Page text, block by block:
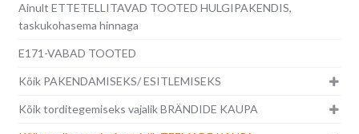
Ainult ETTETELLITAVAD TOOTED HULGIPAKENDIS,
taskukohasema hinnaga
E171-VABAD TOOTED
Kõik PAKENDAMISEKS/ ESITLEMISEKS
Kõik torditegemiseks vajalik BRÄNDIDE KAUPA